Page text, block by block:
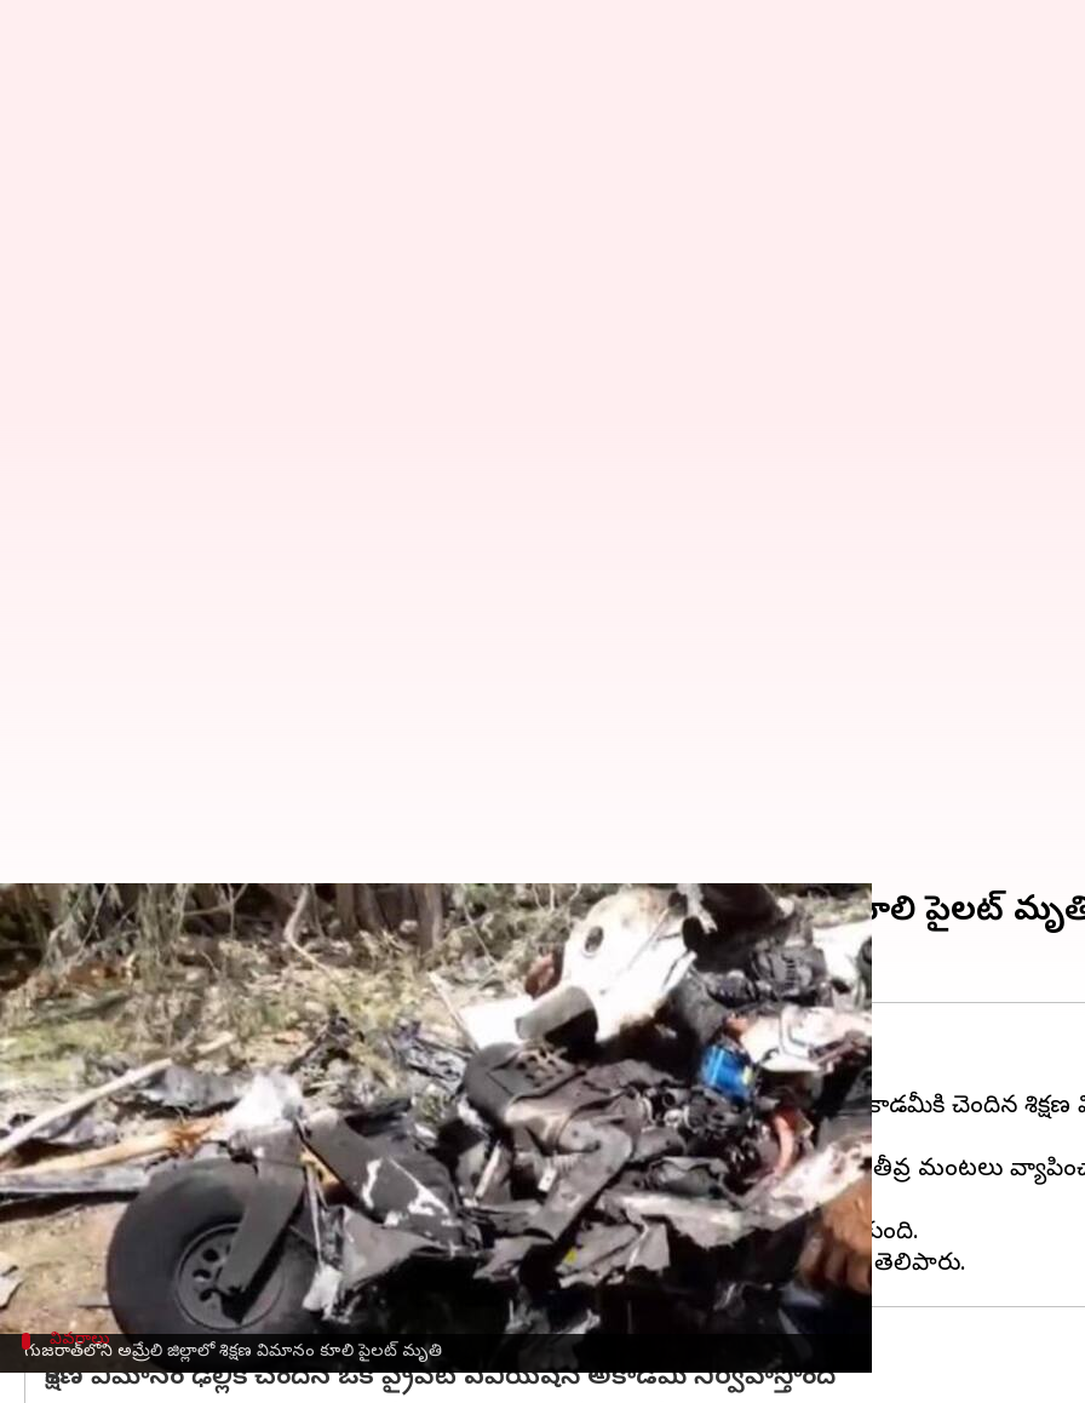
గుజరాత్‌లోని అమ్రేలి జిల్లాలో శిక్షణ విమానం కూలి పైలట్ మృతి
Aircraft Crash: గుజరాత్‌లోని అమ్రేలి జిల్లాలో శిక్షణ విమానం కూలి పైలట్
వ్రాసిన వారు Sirish Praharaju Apr 22, 2025 03:55 pm
ఈ వార్తాకథనం ఏంటి
గుజరాత్రాష్ట్రంలోని అమ్రేలీ జిల్లాలో భయానకమైన విమాన ప్రమాదం చోటుచేసుకుంది.
ఈ ఘటనలో శిక్షణలో ఉన్న ట్రైనీ పైలట్ తన ప్రాణాలను కోల్పోయాడు. ప్రైవేట్ ఏవియేషన్ అకాడమీకి చెందిన
గురైనట్లు సమాచారం.
ప్రమాద సమయంలో ఆ శిక్షణ విమానం ఓ నివాస ప్రాంతం మీదకు వచ్చి కూలింది, ఫలితంగా తీవ్ర మంటలు
మొదట ఒక చెట్టుపై కూలిన ఆ విమానం, అనంతరం ఓ ఖాళీ స్థలంలోకి దూసుకెళ్లింది.
ఈ దుర్ఘటన అమ్రేలీ పట్టణంలోని గిరియా రోడ్డులో ఉన్న రెసిడెన్షియల్ ఏరియాలో చోటు చేసుకుంది.
వివరాలు
శిక్షణ విమానం ఢిల్లీకి చెందిన ఒక ప్రైవేట్ ఏవియేషన్ అకాడమీ నిర్వహిస్తోంది